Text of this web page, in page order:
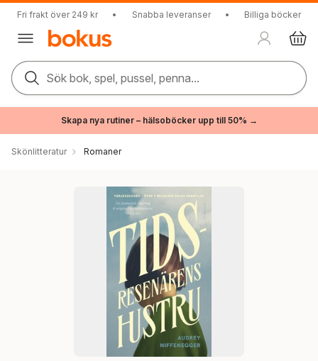
Fri frakt över 249 kr • Snabba leveranser • Billiga böcker
Sök bok, spel, pussel, penna...
Skapa nya rutiner – hälsoböcker upp till 50% →
Skönlitteratur Romaner